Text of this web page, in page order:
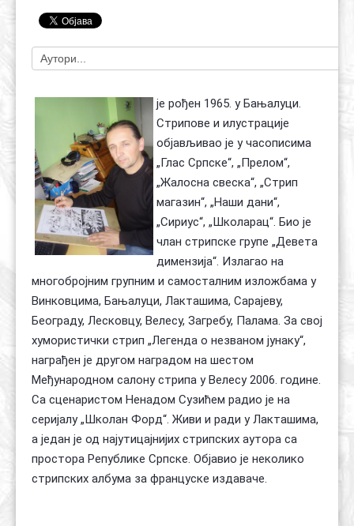
је рођен 1965. у Бањалуци.
Стрипове и илустрације
објављивао је у часописима
„Глас Српске“, „Прелом“,
„Жалосна свеска“, „Стрип
магазин“, „Наши дани“,
„Сириус“, „Школарац“. Био је
члан стрипске групе „Девета
димензија“. Излагао на
многобројним групним и самосталним изложбама у
Винковцима, Бањалуци, Лакташима, Сарајеву,
Београду, Лесковцу, Велесу, Загребу, Палама. За свој
хумористички стрип „Легенда о незваном јунаку“,
награђен је другом наградом на шестом
Међународном салону стрипа у Велесу 2006. године.
Са сценаристом Ненадом Сузићем радио је на
серијалу „Школан Форд“. Живи и ради у Лакташима,
а један је од најутицајнијих стрипских аутора са
простора Републике Српске. Објавио је неколико
стрипских албума за француске издаваче.
Органи
Хол славе
Контакт